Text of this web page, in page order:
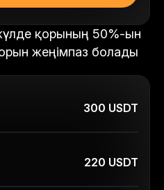
қорының 50%-ын
орын жеңімпаз болады
300 USDT
220 USDT